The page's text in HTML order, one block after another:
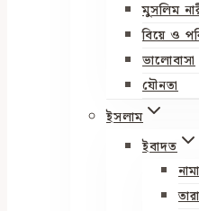
মুসলিম
বিয়ে ও
ভালোবাসা
যৌনতা
ইসলাম
ইবাদত